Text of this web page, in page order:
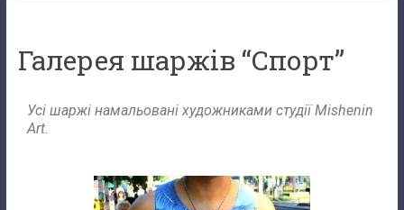
Галерея шаржів “Спорт”
Усі шаржі намальовані художниками студії Mishenin
Art.